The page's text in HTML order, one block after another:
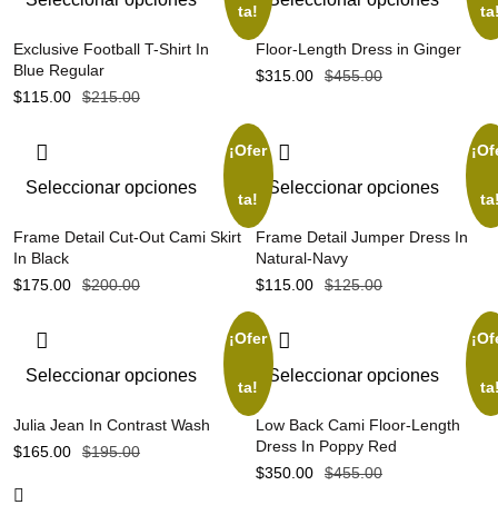
ta!
Exclusive Football T-Shirt In
Blue Regular
$215.00
$115.00
Floor-Length Dress in Ginger
$455.00
$315.00
¡Ofer
ta!
Seleccionar opciones
Frame Detail Cut-Out Cami Skirt
In Black
$200.00
$175.00
Seleccionar opciones
Frame Detail Jumper Dress In
Natural-Navy
$125.00
$115.00
¡Ofer
ta!
Seleccionar opciones
Julia Jean In Contrast Wash
$195.00
$165.00
Seleccionar opciones
Low Back Cami Floor-Length
Dress In Poppy Red
$455.00
$350.00